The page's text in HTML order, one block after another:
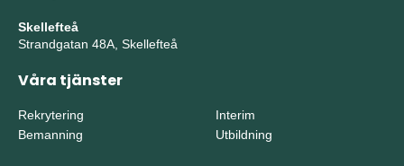
Skellefteå
Strandgatan 48A, Skellefteå
Våra tjänster
Rekrytering
Bemanning
Interim
Utbildning